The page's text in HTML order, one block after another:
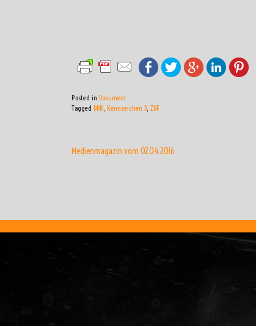
Posted in Dokument
Tagged DDR Kennzeichen D, ZDF
Medienmagazin vom 02.04.2016